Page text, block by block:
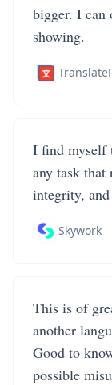
bigger. I can
showing.
I find myself
any task that
integrity,
Skywork
This is of
another
Good to
possible